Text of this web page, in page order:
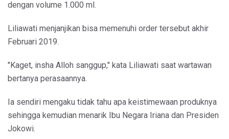
dengan volume 1.000 ml.
Liliawati menjanjikan bisa memenuhi order tersebut akhir
Februari 2019.
"Kaget, insha Alloh sanggup," kata Liliawati saat wartawan
bertanya perasaannya.
Ia sendiri mengaku tidak tahu apa keistimewaan produknya
sehingga kemudian menarik Ibu Negara Iriana dan Presiden
Jokowi.